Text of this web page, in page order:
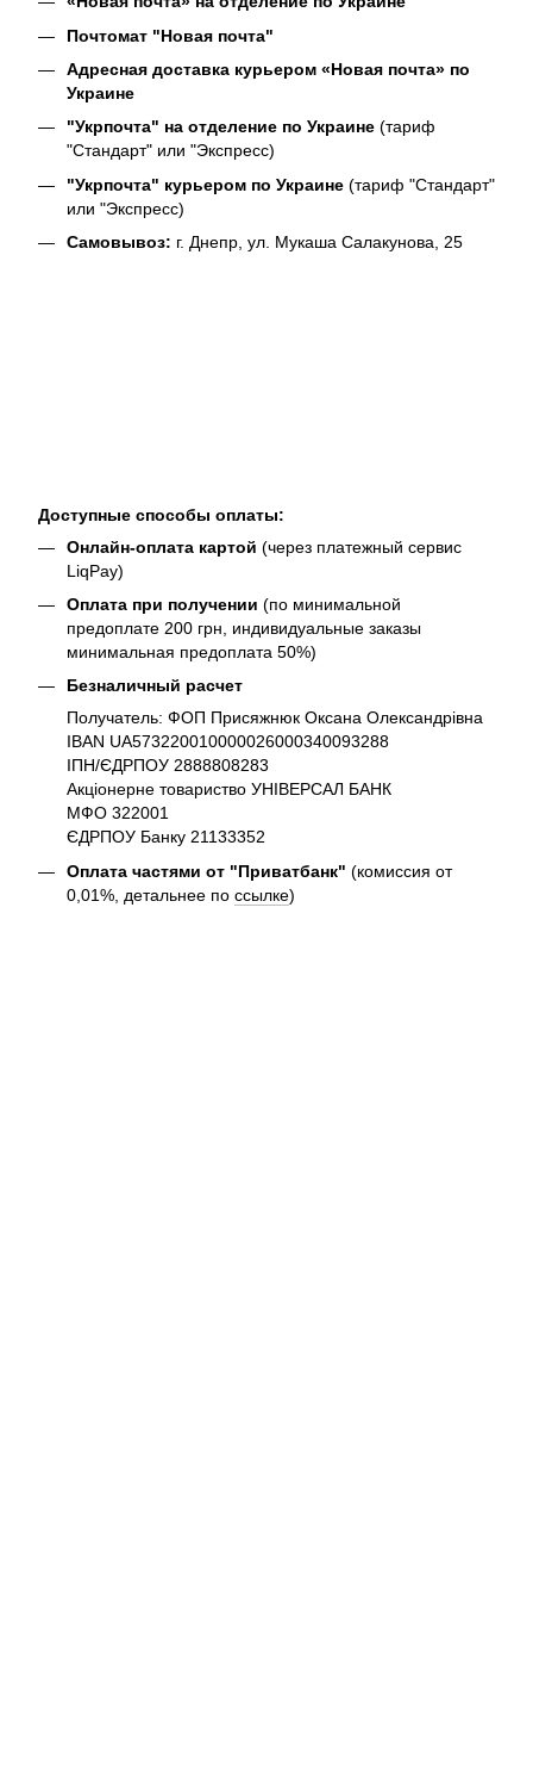
Почтомат "Новая почта"
Адресная доставка курьером «Новая почта» по
Украине
"Укрпочта" на отделение по Украине (тариф
"Стандарт" или "Экспресс)
"Укрпочта" курьером по Украине (тариф "Стандарт"
или "Экспресс)
Самовывоз: г. Днепр, ул. Мукаша Салакунова, 25
Доступные способы оплаты:
Онлайн-оплата картой (через платежный сервис
LiqPay)
Оплата при получении (по минимальной
предоплате 200 грн, индивидуальные заказы
минимальная предоплата 50%)
Безналичный расчет
Получатель: ФОП Присяжнюк Оксана Олександрівна
IBAN UA573220010000026000340093288
ІПН/ЄДРПОУ 2888808283
Акціонерне товариство УНІВЕРСАЛ БАНК
МФО 322001
ЄДРПОУ Банку 21133352
Оплата частями от "Приватбанк" (комиссия от
0,01%, детальнее по ссылке)